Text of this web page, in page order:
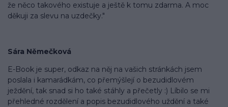
že něco takového existuje a ještě k tomu zdarma. A moc
děkuji za slevu na uzdečky."
Sára Němečková
E-Book je super, odkaz na něj na vašich stránkách jsem
poslala i kamarádkám, co přemýšlejí o bezudidlovém
ježdění, tak snad si ho také stáhly a přečetly :) Líbilo se mi
přehledné rozdělení a popis bezudidlového uždění a také